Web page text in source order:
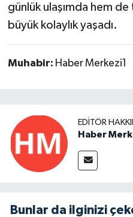
günlük ulaşımda hem
büyük kolaylık yaşadı.
Muhabir: Haber Merkezi1
EDITÖR
Haber
Bunlar da ilginizi